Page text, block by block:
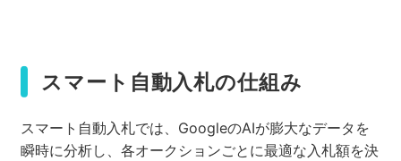
スマート自動入札の仕組み
スマート自動入札では、GoogleのAIが膨大なデータを
瞬時に分析し、各オークションごとに最適な入札額を決